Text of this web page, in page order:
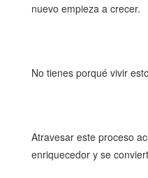
nuevo empieza a crecer.
No tienes porqué vivir
Atravesar este proceso
enriquecedor y se